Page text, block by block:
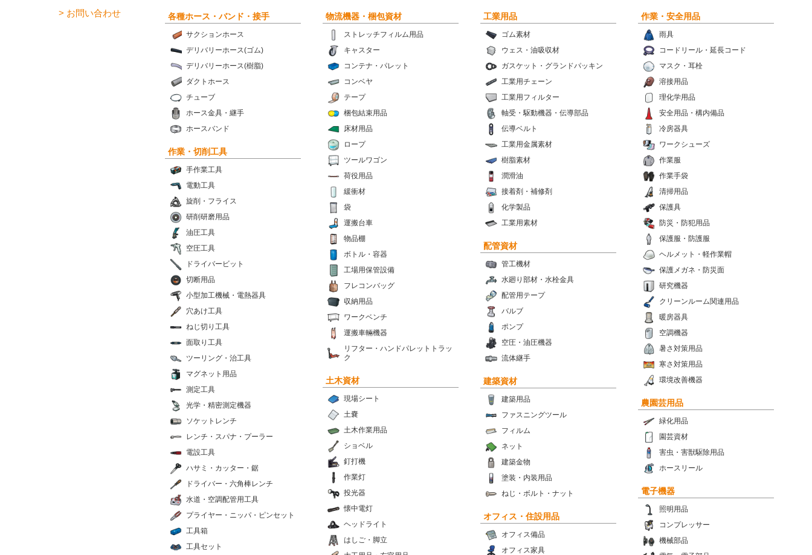
各種ホース・バンド・接手
サクションホース
デリバリーホース(ゴム)
デリバリーホース(樹脂)
ダクトホース
チューブ
ホース金具・継手
ホースバンド
物流機器・梱包資材
ストレッチフィルム用品
キャスター
コンテナ・パレット
コンベヤ
テープ
梱包結束用品
床材用品
ロープ
ツールワゴン
荷役用品
緩衝材
袋
運搬台車
物品棚
ボトル・容器
工場用保管設備
フレコンバッグ
収納用品
ワークベンチ
運搬車輛機器
リフター・ハンドパレットトラッ
ク
工業用品
ゴム素材
ウェス・油吸収材
ガスケット・グランドパッキン
工業用チェーン
工業用フィルター
軸受・駆動機器・伝導部品
伝導ベルト
工業用金属素材
樹脂素材
潤滑油
接着剤・補修剤
化学製品
工業用素材
作業・安全用品
雨具
コードリール・延長コード
マスク・耳栓
溶接用品
理化学用品
安全用品・構内備品
冷房器具
ワークシューズ
作業服
作業手袋
清掃用品
保護具
防災・防犯用品
保護服・防護服
ヘルメット・軽作業帽
保護メガネ・防災面
研究機器
クリーンルーム関連用品
暖房器具
空調機器
暑さ対策用品
寒さ対策用品
環境改善機器
作業・切削工具
手作業工具
電動工具
旋削・フライス
研削研磨用品
油圧工具
空圧工具
ドライバービット
切断用品
小型加工機械・電熱器具
穴あけ工具
ねじ切り工具
面取り工具
ツーリング・治工具
マグネット用品
測定工具
光学・精密測定機器
ソケットレンチ
レンチ・スパナ・プーラー
電設工具
ハサミ・カッター・鋸
ドライバー・六角棒レンチ
水道・空調配管用工具
プライヤー・ニッパ・ピンセット
工具箱
工具セット
配管資材
管工機材
水廻り部材・水栓金具
配管用テープ
バルブ
ポンプ
空圧・油圧機器
流体継手
土木資材
現場シート
土嚢
土木作業用品
ショベル
釘打機
作業灯
投光器
懐中電灯
ヘッドライト
はしご・脚立
建築資材
建築用品
ファスニングツール
フィルム
ネット
建築金物
塗装・内装用品
ねじ・ボルト・ナット
農園芸用品
緑化用品
園芸資材
害虫・害獣駆除用品
ホースリール
電子機器
照明用品
コンプレッサー
機械部品
オフィス・住設用品
オフィス備品
オフィス家具
> お問い合わせ